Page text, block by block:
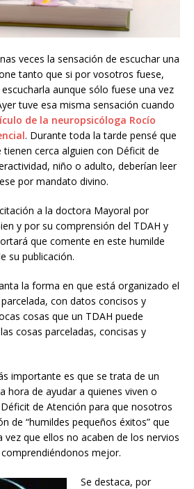
veces la sensación de escuchar una
tanto que si por vosotros fuese,
aunque sólo fuese una vez
tuve esa misma sensación cuando
de la neuropsicóloga Rocío
. Durante toda la tarde pensé que
cerca alguien con Déficit de
niño o adulto, deberían leer
por mandato divino.
a la doctora Mayoral por
y por su comprensión del TDAH y
que comente en este humilde
su publicación.
la forma en que está organizado el
con datos concisos y
cosas que un TDAH puede
cosas parceladas, concisas y
importante es que se trata de un
hora de ayudar a quienes viven o
de Atención para que nosotros
de “humildes pequeños éxitos” que
que ellos no acaben de los nervios
mejor.
Se destaca, por